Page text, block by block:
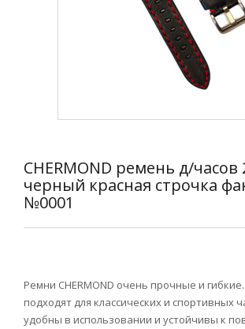
CHERMOND ремень д/
черный красная строчка
№0001
Ремни CHERMOND очень прочные и
подходят для классических и спортивных
удобны в использовании и устойчивы к